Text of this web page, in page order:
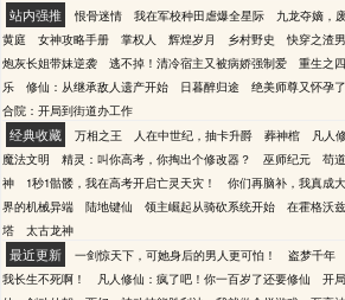
站内强推 恨骨迷情 我在军校种田虐爆全星际 九龙夺嫡，
黄庭
女神攻略手册 掌权人 辉煌岁月 乡村野史 快穿之渣
炮灰长姐带妹逆袭
逃不掉！清冷宿主又被病娇强制爱 重生之
乐
修仙：从继承敌人遗产开始 日暮醉归途 绝美师尊又怀孕了
合院：开局到街道办工作
经典收藏 万相之王 人在中世纪，抽卡升爵 葬神棺 凡人
魔法文明
精灵：叫你高考，你掏出个修改器？ 巫师纪元 苟
神
1秒1骷髅，我在高考开启亡灵天灾！ 你们再脑补，我真成
界的机械异端
陆地键仙 领主崛起从骑砍系统开始 在霍格沃
塔
太古龙神
最近更新 一剑惊天下，可她身后的男人更可怕！ 盗梦千年
我长生不死啊！
凡人修仙：疯了吧！你一百岁了还要修仙
开